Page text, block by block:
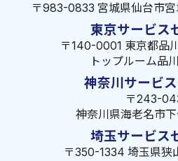
〒983-0833 宮城県仙台市
東京サービス
〒140-0001 東京都品
トップルーム品
神奈川サービ
〒243-
神奈川県海老名市
埼玉サービス
〒350-1334 埼玉県